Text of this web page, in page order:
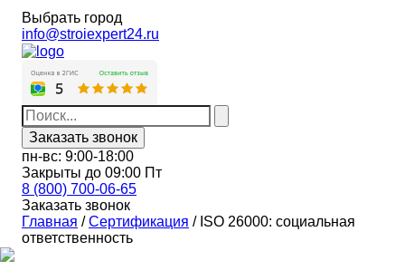
Выбрать город
info@stroiexpert24.ru
Заказать звонок
пн-вс: 9:00-18:00
Закрыты до 09:00 Пт
8 (800) 700-06-65
Заказать звонок
Главная / Сертификация / ISO 26000: социальная
ответственность